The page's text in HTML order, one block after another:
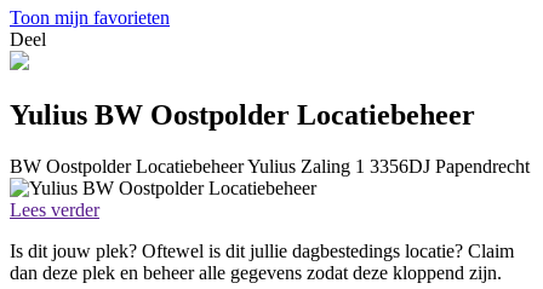
Toon mijn favorieten
Deel
Yulius BW Oostpolder Locatiebeheer
BW Oostpolder LocatiebeheerYulius Zaling 1 3356DJ Papendrecht
Lees verder
Is dit jouw plek? Oftewel is dit jullie dagbestedings locatie? Claim
dan deze plek en beheer alle gegevens zodat deze kloppend zijn.